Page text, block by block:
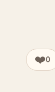
❤️0